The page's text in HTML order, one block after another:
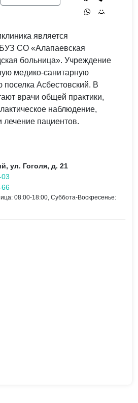
является
СО «Алапаевская
больница». Учреждение
медико-санитарную
Асбестовский. В
врачи общей практики,
наблюдение,
лечение пациентов.
ул. Гоголя, д. 21
66
08:00-18:00, Суббота-Воскресенье: